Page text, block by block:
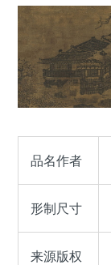
品名作者
形制尺寸
来源版权